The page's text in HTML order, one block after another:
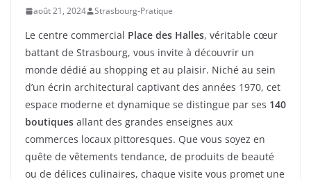
août 21, 2024 Strasbourg-Pratique
Le centre commercial Place des Halles, véritable cœur
battant de Strasbourg, vous invite à découvrir un
monde dédié au shopping et au plaisir. Niché au sein
d’un écrin architectural captivant des années 1970, cet
espace moderne et dynamique se distingue par ses 140
boutiques allant des grandes enseignes aux
commerces locaux pittoresques. Que vous soyez en
quête de vêtements tendance, de produits de beauté
ou de délices culinaires, chaque visite vous promet une